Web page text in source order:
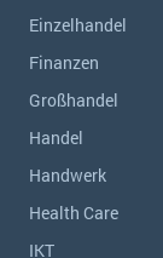
Einzelhandel
Finanzen
Großhandel
Handel
Handwerk
Health Care
IKT